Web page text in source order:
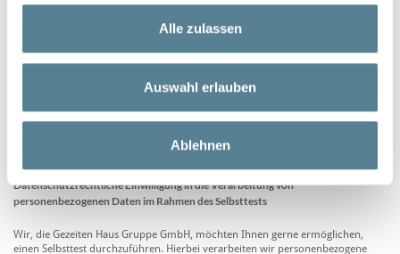
Alle zulassen
Auswahl erlauben
Ablehnen
an einzelnen Tagen
mehr als die Hälfte
beinahe jeden Tag
Datenschutzrechtliche Einwilligung in die Verarbeitung von
personenbezogenen Daten im Rahmen des Selbsttests
Wir, die Gezeiten Haus Gruppe GmbH, möchten Ihnen gerne ermöglichen,
einen Selbsttest durchzuführen. Hierbei verarbeiten wir personenbezogene